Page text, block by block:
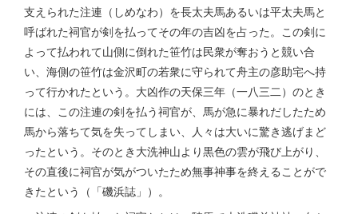
支えられた注連（しめなわ）を長太夫馬あるいは平太夫馬と
呼ばれた祠官が剣を払ってその年の吉凶を占った。この剣に
よって払われて山側に倒れた笹竹は民衆が奪おうと競い合
い、海側の笹竹は金沢町の若衆に守られて舟主の彦助宅へ持
って行かれたという。大凶作の天保三年（一八三二）のとき
には、この注連の剣を払う祠官が、馬が急に暴れだしたため
馬から落ちて気を失ってしまい、人々は大いに驚き逃げまど
ったという。そのとき大洗神山より黒色の雲が飛び上がり、
その直後に祠官が気がついたため無事神事を終えることがで
きたという（「磯浜誌」）。